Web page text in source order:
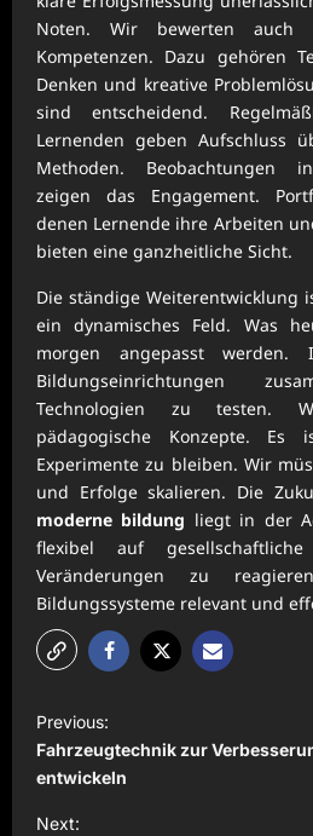
Noten. Wir bewerten auch
Kompetenzen. Dazu gehören
Denken und kreative
sind entscheidend.
Lernenden geben Aufschluss
Methoden. Beobachtungen
zeigen das Engagement.
denen Lernende ihre Arbeiten
bieten eine ganzheitliche Sicht.
Die ständige Weiterentwicklung
ein dynamisches Feld. Was
morgen angepasst
Bildungseinrichtungen
Technologien zu testen.
pädagogische Konzepte.
Experimente zu bleiben. Wir
und Erfolge skalieren. Die
moderne bildung liegt in der
flexibel auf
Veränderungen zu
Bildungssysteme relevant und
o
s
t
Previous:
Fahrzeugtechnik zur
entwickeln
Next: